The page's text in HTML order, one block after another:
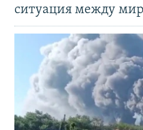
ситуация между